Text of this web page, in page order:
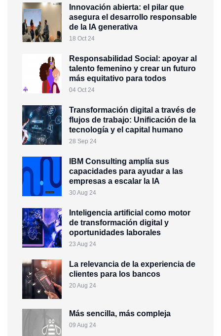
Innovación abierta: el pilar que
asegura el desarrollo responsable
de la IA generativa
18 Oct 24
Responsabilidad Social: apoyar al
talento femenino y crear un futuro
más equitativo para todos
04 Oct 24
Transformación digital a través de
flujos de trabajo: Unificación de la
tecnología y el capital humano
28 Sep 24
IBM Consulting amplía sus
capacidades para ayudar a las
empresas a escalar la IA
30 Aug 24
Inteligencia artificial como motor
de transformación digital y
oportunidades laborales
23 Aug 24
La relevancia de la experiencia de
clientes para los bancos
20 Aug 24
Más sencilla, más compleja
09 Aug 24